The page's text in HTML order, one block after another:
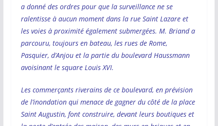
a donné des ordres pour que la surveillance ne se
ralentisse à aucun moment dans la rue Saint Lazare et
les voies à proximité également submergées. M. Briand a
parcouru, toujours en bateau, les rues de Rome,
Pasquier, d’Anjou et la partie du boulevard Haussmann
avoisinant le square Louis XVI.
Les commerçants riverains de ce boulevard, en prévision
de l’inondation qui menace de gagner du côté de la place
Saint Augustin, font construire, devant leurs boutiques et